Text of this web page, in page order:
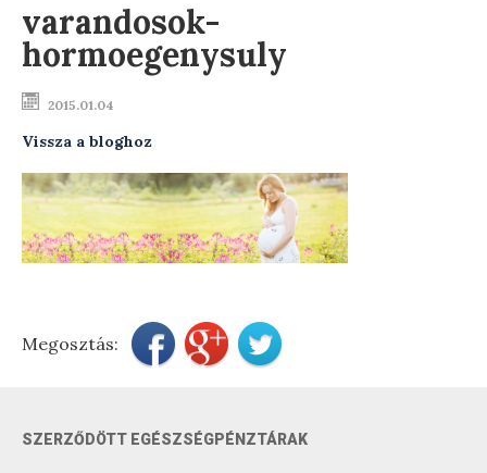
Terhesség előtti hormonvizsgálat
Testsúly optimalizálása
Menopauzális egészség
Modern ultrahang készülék
Előadások
varandosok-
hormoegenysuly
2015.01.04
Vissza a bloghoz
Megosztás:
SZERZŐDÖTT EGÉSZSÉGPÉNZTÁRAK